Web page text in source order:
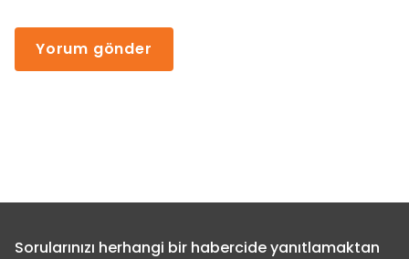
Sorularınızı herhangi bir habercide yanıtlamaktan